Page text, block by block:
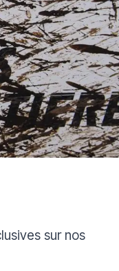
sur nos